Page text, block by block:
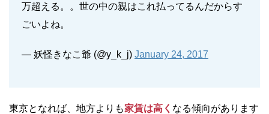
万超える。。世の中の親はこれ払ってるんだからす
ごいよね。
— 妖怪きなこ爺 (@y_k_j) January 24, 2017
東京となれば、地方よりも家賃は高く なる傾向があります